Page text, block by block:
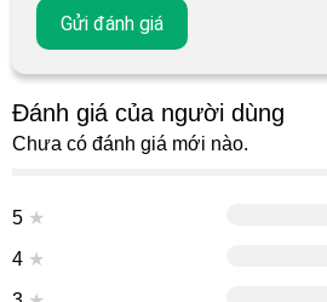
Đánh giá của người dùng
Chưa có đánh giá mới nào.
5 ★
4 ★